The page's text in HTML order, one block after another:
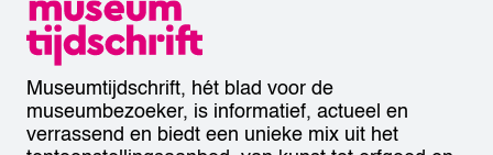
Museumtijdschrift, hét blad voor de
museumbezoeker, is informatief, actueel en
verrassend en biedt een unieke mix uit het